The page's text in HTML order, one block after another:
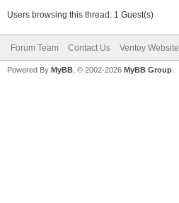
Users browsing this thread: 1 Guest(s)
Forum Team Contact Us Ventoy Website
Powered By MyBB , © 2002-2026 MyBB Group